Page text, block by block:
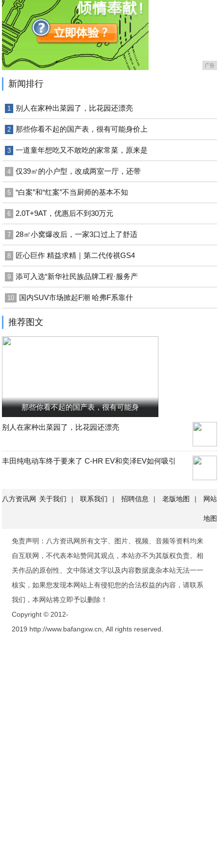
广告
新闻排行
1 别人在家种出菜园了，比花园还漂亮
2 那些你看不起的国产表，很有可能身价上
3 一道童年想吃又不敢吃的家常菜，原来是
4 仅39㎡的小户型，改成两室一厅，还带
5 “白案”和“红案”不当厨师的基本不知
6 2.0T+9AT，优惠后不到30万元
7 28㎡小窝爆改后，一家3口过上了舒适
8 匠心巨作 精益求精｜第二代传祺GS4
9 添可入选“新华社民族品牌工程·服务产
10 国内SUV市场掀起F潮 哈弗F系靠什
推荐图文
那些你看不起的国产表，很有可能身
别人在家种出菜园了，比花园还漂亮
丰田纯电动车终于要来了 C-HR EV和奕泽EV如何吸引
八方资讯网 关于我们 | 联系我们 | 招聘信息 | 老版地图 | 网站
地图
免责声明：八方资讯网所有文字、图片、视频、音频等资料均来
自互联网，不代表本站赞同其观点，本站亦不为其版权负责。相
关作品的原创性、文中陈述文字以及内容数据庞杂本站无法一一
核实，如果您发现本网站上有侵犯您的合法权益的内容，请联系
我们，本网站将立即予以删除！
Copyright © 2012-
2019 http://www.bafangxw.cn, All rights reserved.